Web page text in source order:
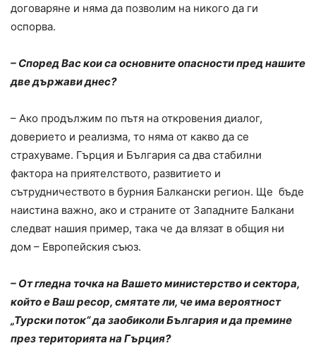
договаряне и няма да позволим на никого да ги
оспорва.
– Според Вас кои са основните опасности пред нашите
две държави днес?
– Ако продължим по пътя на откровения диалог,
доверието и реализма, то няма от какво да се
страхуваме. Гърция и България са два стабилни
фактора на приятелството, развитието и
сътрудничеството в бурния Балкански регион. Ще бъде
наистина важно, ако и страните от Западните Балкани
следват нашия пример, така че да влязат в общия ни
дом – Европейския съюз.
– От гледна точка на Вашето министерство и сектора,
който е Ваш ресор, смятате ли, че има вероятност
„Турски поток“ да заобиколи България и да премине
през територията на Гърция?